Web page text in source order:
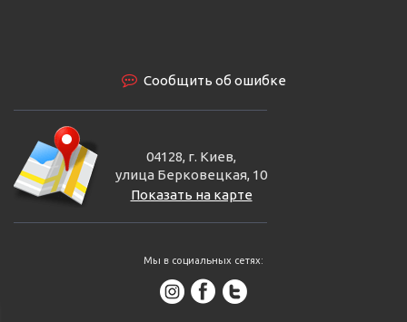
Сообщить об ошибке
04128, г. Киев,
улица Берковецкая, 10
Показать на карте
Мы в социальных сетях: